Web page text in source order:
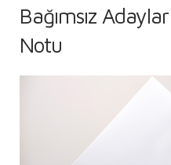
Bağımsız
Notu